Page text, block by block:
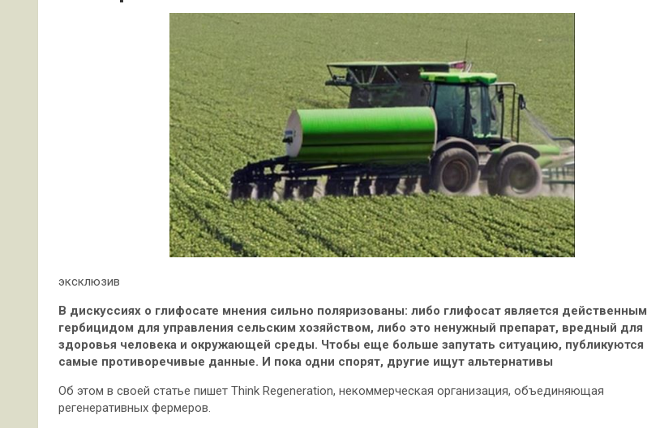
эксклюзив
В дискуссиях о глифосате мнения сильно поляризованы: либо глифосат является действенным
гербицидом для управления сельским хозяйством, либо это ненужный препарат, вредный для
здоровья человека и окружающей среды. Чтобы еще больше запутать ситуацию, публикуются
самые противоречивые данные. И пока одни спорят, другие ищут альтернативы
Об этом в своей статье пишет Think Regeneration, некоммерческая организация, объединяющая
регенеративных фермеров.